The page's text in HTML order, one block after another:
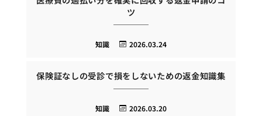
ツ
2026.03.24
知識
保険証なしの受診で損をしないための返金知識集
2026.03.20
知識